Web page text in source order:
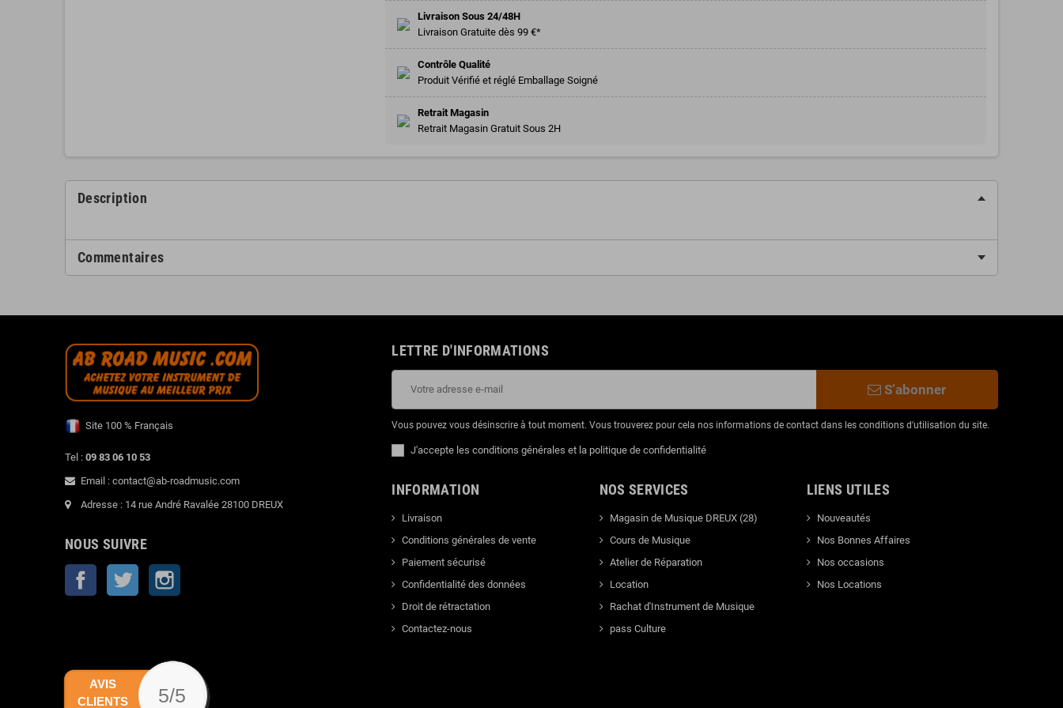
Livraison Sous 24/48H
Livraison Gratuite dès 99 €*
Contrôle Qualité
Produit Vérifié et réglé Emballage Soigné
Retrait Magasin
Retrait Magasin Gratuit Sous 2H
Description
Commentaires
Site 100 % Français
Tel : 09 83 06 10 53
Email : contact@ab-roadmusic.com
Adresse : 14 rue André Ravalée 28100 DREUX
NOUS SUIVRE
Facebook Twitter
LETTRE D'INFORMATIONS
S’abonner
Vous pouvez vous désinscrire à tout moment. Vous trouverez pour cela nos informations de contact dans les conditions d'utilisation du site.
J'accepte les conditions générales et la politique de confidentialité
INFORMATION
Livraison
Conditions générales de vente
Paiement sécurisé
Confidentialité des données
Droit de rétractation
Contactez-nous
NOS SERVICES
Magasin de Musique DREUX (28)
Cours de Musique
Atelier de Réparation
Location
Rachat d'Instrument de Musique
pass Culture
LIENS UTILES
Nouveautés
Nos Bonnes Affaires
Nos occasions
Nos Locations
AVIS
CLIENTS
5/5